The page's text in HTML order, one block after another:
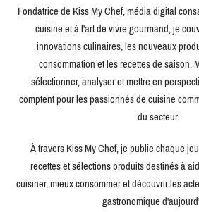
Fondatrice de Kiss My Chef, média digital
cuisine et à l'art de vivre gourmand, je
innovations culinaires, les nouveaux
consommation et les recettes de saison.
sélectionner, analyser et mettre en
comptent pour les passionnés de cuisine
du secteur.
À travers Kiss My Chef, je publie chaque
recettes et sélections produits destinés à
cuisiner, mieux consommer et découvrir les
gastronomique